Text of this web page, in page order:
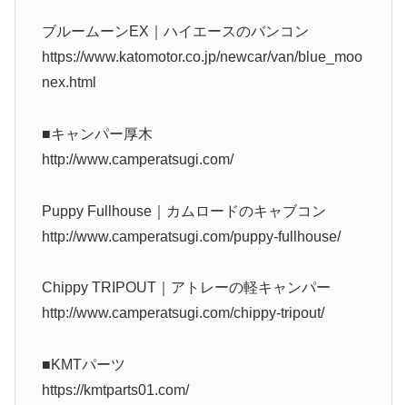
ブルームーンEX｜ハイエースのバンコン
https://www.katomotor.co.jp/newcar/van/blue_moo
nex.html
■キャンパー厚木
http://www.camperatsugi.com/
Puppy Fullhouse｜カムロードのキャブコン
http://www.camperatsugi.com/puppy-fullhouse/
Chippy TRIPOUT｜アトレーの軽キャンパー
http://www.camperatsugi.com/chippy-tripout/
■KMTパーツ
https://kmtparts01.com/